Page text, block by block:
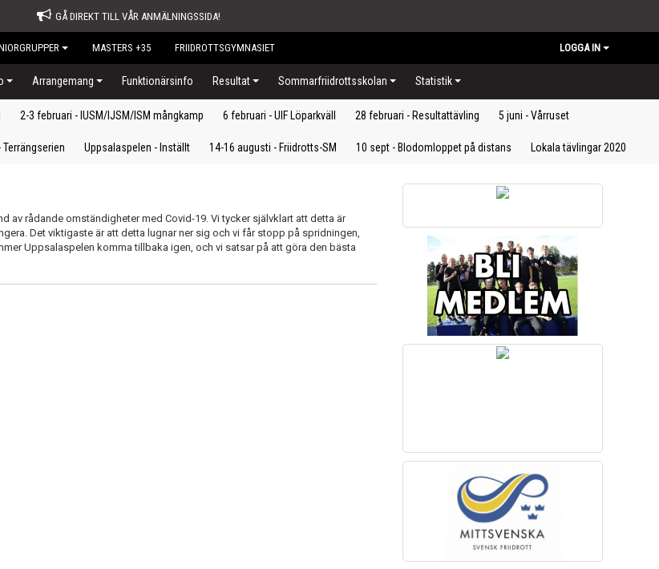
GÅ DIREKT TILL VÅR ANMÄLNINGSSIDA!
MASTERS +35 FRIIDROTTSGYMNASIET LOGGA IN
Arrangemang Funktionärsinfo Resultat Sommarfriidrottsskolan Statistik
2-3 februari - IUSM/IJSM/ISM mångkamp 6 februari - UIF Löparkväll 28 februari - Resultattävling 5 juni - Vårruset
Uppsalaspelen - Inställt 14-16 augusti - Friidrotts-SM 10 sept - Blodomloppet på distans Lokala tävlingar 2020
av rådande omständigheter med Covid-19. Vi tycker självklart att detta är
Det viktigaste är att detta lugnar ner sig och vi får stopp på spridningen,
Uppsalaspelen komma tillbaka igen, och vi satsar på att göra den bästa